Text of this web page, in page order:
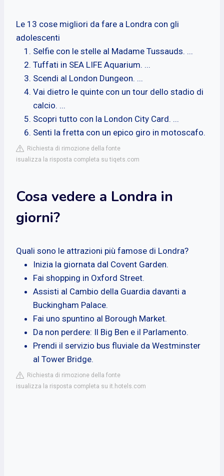
Le 13 cose migliori da fare a Londra con gli
adolescenti
Selfie con le stelle al Madame Tussauds. ...
Tuffati in SEA LIFE Aquarium. ...
Scendi al London Dungeon. ...
Vai dietro le quinte con un tour dello stadio di
calcio. ...
Scopri tutto con la London City Card. ...
Senti la fretta con un epico giro in motoscafo.
Richiesta di rimozione della fonte
isualizza la risposta completa su tiqets.com
Cosa vedere a Londra in
giorni?
Quali sono le attrazioni più famose di Londra?
Inizia la giornata dal Covent Garden.
Fai shopping in Oxford Street.
Assisti al Cambio della Guardia davanti a
Buckingham Palace.
Fai uno spuntino al Borough Market.
Da non perdere: Il Big Ben e il Parlamento.
Prendi il servizio bus fluviale da Westminster
al Tower Bridge.
Richiesta di rimozione della fonte
isualizza la risposta completa su it.hotels.com